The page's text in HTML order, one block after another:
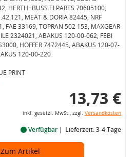
HERTH+BUSS ELPARTS 70605100,
MEAT & DORIA 82445, NRF
FAE 33169, TOPRAN 502 153, MAXGEAR
2324021, ABAKUS 120-00-062, FEBI
HOFFER 7472445, ABAKUS 120-07-
120-00-220
PRINT
13,73 €
inkl. gesetzl. MwSt., zzgl. Versandkosten
Verfügbar Lieferzeit: 3-4 Tage
Zum Artikel